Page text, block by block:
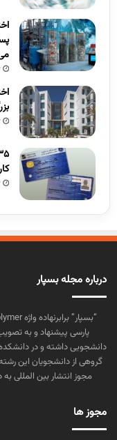
درباره مجله بسپار
پارسی پیشنهاد و به
دانشجویی داشته و در
مجوز انتشار بین المللی
مجوز ها